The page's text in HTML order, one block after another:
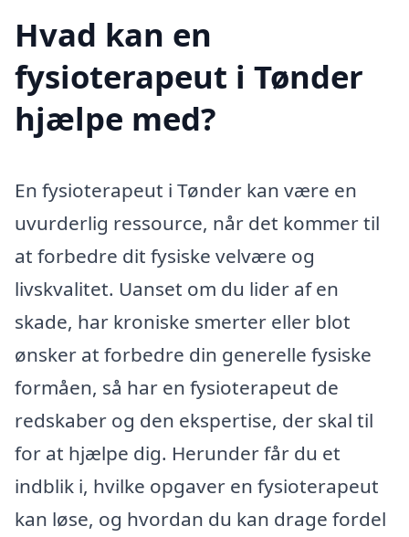
Hvad kan en
fysioterapeut i Tønder
hjælpe med?
En fysioterapeut i Tønder kan være en
uvurderlig ressource, når det kommer til
at forbedre dit fysiske velvære og
livskvalitet. Uanset om du lider af en
skade, har kroniske smerter eller blot
ønsker at forbedre din generelle fysiske
formåen, så har en fysioterapeut de
redskaber og den ekspertise, der skal til
for at hjælpe dig. Herunder får du et
indblik i, hvilke opgaver en fysioterapeut
kan løse, og hvordan du kan drage fordel